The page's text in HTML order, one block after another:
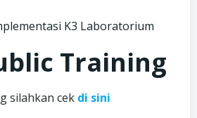
K3 Laboratorium
Training
silahkan cek di sini